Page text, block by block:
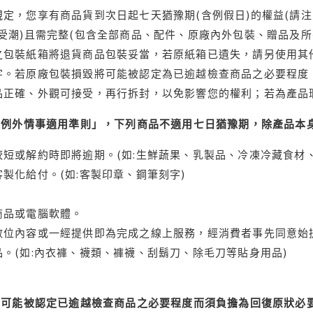
，您享有商品貨到次日起七天猶豫期(含例假日)的權益(請
潮)且需完整(包含全部商品、配件、原廠內外包裝、贈品及
裝紙箱將退貨商品包裝妥當，若原紙箱已遺失，請另使用
。若原廠包裝損毀將可能被認定為已逾越檢查商品之必要程
確、外觀可接受，再行拆封，以免影響您的權利；若為產
外情事適用準則」，下列商品不適用七日猶豫期，除產品本
或解約時即將逾期。(如:生鮮蔬果、乳製品、冷凍冷藏食材
化給付。(如:客製印章、鋼筆刻字)
或電腦軟體。
內容或一經提供即為完成之線上服務，經消費者事先同意
(如:內衣褲、襪類、褲襪、刮鬍刀、除毛刀等貼身用品)
能被認定已逾越檢查商品之必要程度而須負擔為回復原狀